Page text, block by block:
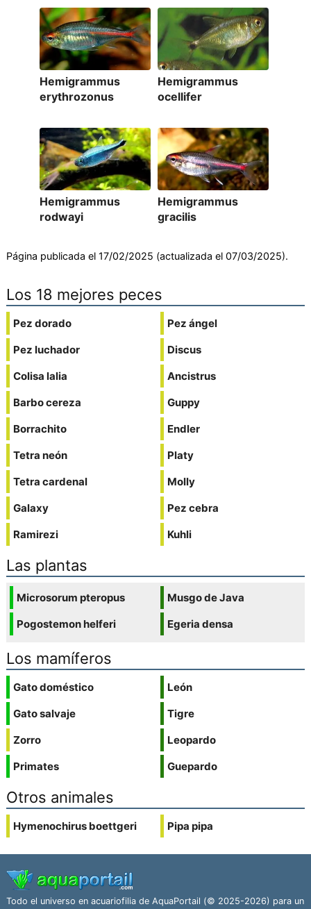
Hemigrammus
erythrozonus
Hemigrammus
ocellifer
Hemigrammus
rodwayi
Hemigrammus
gracilis
Página publicada el 17/02/2025 (actualizada el 07/03/2025).
Los 18 mejores peces
Pez dorado
Pez luchador
Colisa lalia
Barbo cereza
Borrachito
Tetra neón
Tetra cardenal
Galaxy
Ramirezi
Pez ángel
Discus
Ancistrus
Guppy
Endler
Platy
Molly
Pez cebra
Kuhli
Las plantas
Microsorum pteropus
Pogostemon helferi
Musgo de Java
Egeria densa
Los mamíferos
Gato doméstico
Gato salvaje
Zorro
Primates
León
Tigre
Leopardo
Guepardo
Otros animales
Hymenochirus boettgeri Pipa pipa
Todo el universo en acuariofilia de AquaPortail (© 2025-2026) para un